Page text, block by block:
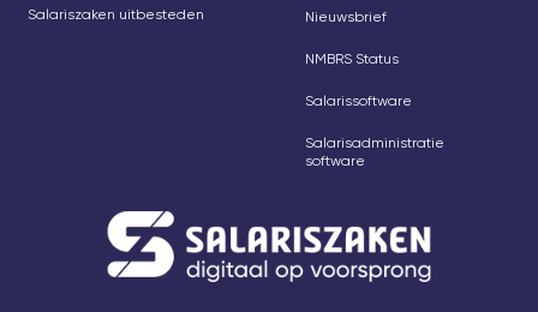
Salariszaken uitbesteden
Nieuwsbrief
NMBRS Status
Salarissoftware
Salarisadministratie
software